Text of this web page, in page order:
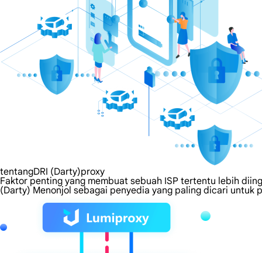
tentangDRI (Darty)proxy
Faktor penting yang membuat sebuah ISP tertentu lebih
(Darty) Menonjol sebagai penyedia yang paling dicari untuk